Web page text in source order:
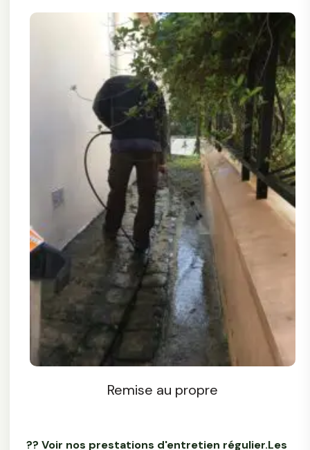
Remise au propre
?? Voir nos prestations d'entretien régulier.Les